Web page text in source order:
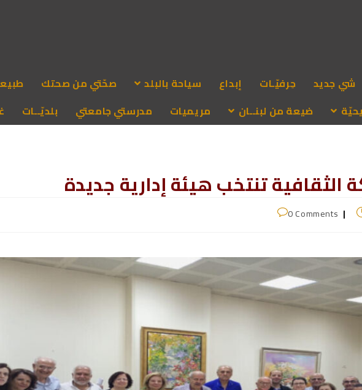
شي جديد حِرفيّـات إبداع سياحة بالبلد صحّتي من صحتك
ضيعة من لبنــان مريميات مدرستي جامعتي بلديّــات
الثقافية تنتخب هيئة إدارية جديدة
0 Comments